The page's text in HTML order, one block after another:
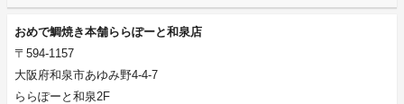
おめで鯛焼き本舗ららぽーと和泉店
〒594-1157
大阪府和泉市あゆみ野4-4-7
ららぽーと和泉2F